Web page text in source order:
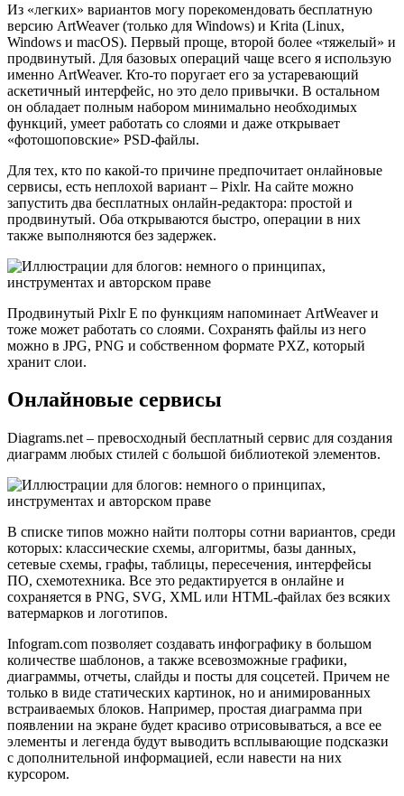
Из «легких» вариантов могу порекомендовать бесплатную
версию ArtWeaver (только для Windows) и Krita (Linux,
Windows и macOS). Первый проще, второй более «тяжелый» и
продвинутый. Для базовых операций чаще всего я использую
именно ArtWeaver. Кто-то поругает его за устаревающий
аскетичный интерфейс, но это дело привычки. В остальном
он обладает полным набором минимально необходимых
функций, умеет работать со слоями и даже открывает
«фотошоповские» PSD-файлы.
Для тех, кто по какой-то причине предпочитает онлайновые
сервисы, есть неплохой вариант – Pixlr. На сайте можно
запустить два бесплатных онлайн-редактора: простой и
продвинутый. Оба открываются быстро, операции в них
также выполняются без задержек.
Продвинутый Pixlr E по функциям напоминает ArtWeaver и
тоже может работать со слоями. Сохранять файлы из него
можно в JPG, PNG и собственном формате PXZ, который
хранит слои.
Онлайновые сервисы
Diagrams.net – превосходный бесплатный сервис для создания
диаграмм любых стилей с большой библиотекой элементов.
В списке типов можно найти полторы сотни вариантов, среди
которых: классические схемы, алгоритмы, базы данных,
сетевые схемы, графы, таблицы, пересечения, интерфейсы
ПО, схемотехника. Все это редактируется в онлайне и
сохраняется в PNG, SVG, XML или HTML-файлах без всяких
ватермарков и логотипов.
Infogram.com позволяет создавать инфографику в большом
количестве шаблонов, а также всевозможные графики,
диаграммы, отчеты, слайды и посты для соцсетей. Причем не
только в виде статических картинок, но и анимированных
встраиваемых блоков. Например, простая диаграмма при
появлении на экране будет красиво отрисовываться, а все ее
элементы и легенда будут выводить всплывающие подсказки
с дополнительной информацией, если навести на них
курсором.